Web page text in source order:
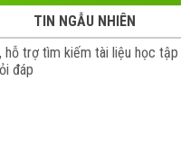
TIN NGẪU NHIÊN
hỗ trợ tìm kiếm tài liệu học tập
đáp